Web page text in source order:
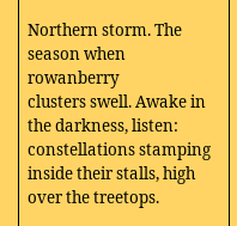
Northern storm. The
season when
rowanberry
clusters swell. Awake in
the darkness, listen:
constellations stamping
inside their stalls, high
over the treetops.